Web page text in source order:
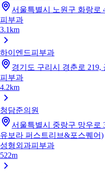
서울특별시 노원구 화랑로
피부과
3.1km
하이엔드피부과
경기도 구리시 경춘로 219,
피부과
4.2km
청담준의원
서울특별시 중랑구 망우로
유보라 퍼스트리브&포스퀘어)
성형외과피부과
522m